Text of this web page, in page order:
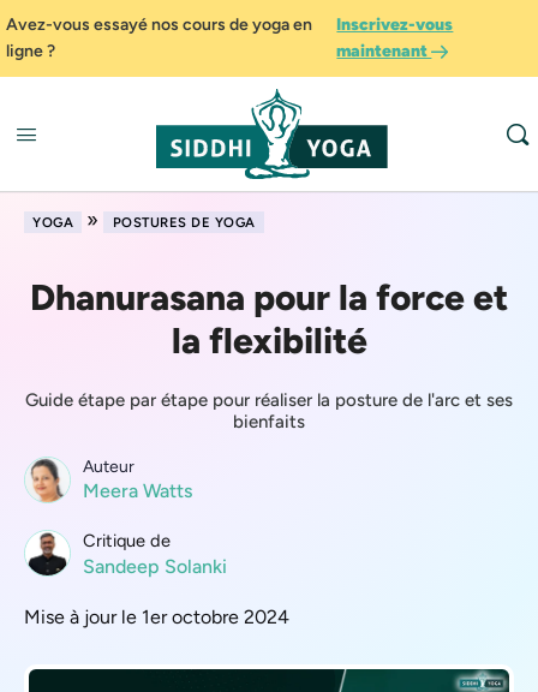
Avez-vous essayé nos cours de yoga en
ligne ?
Inscrivez-vous
maintenant
YOGA » POSTURES DE YOGA
Dhanurasana pour la force et
la flexibilité
Guide étape par étape pour réaliser la posture de l'arc et ses
bienfaits
Auteur
Meera Watts
Critique de
Sandeep Solanki
Mise à jour le 1er octobre 2024